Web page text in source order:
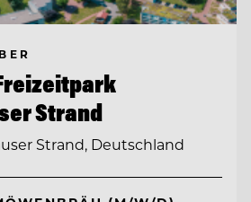
Strand
Strand, Deutschland